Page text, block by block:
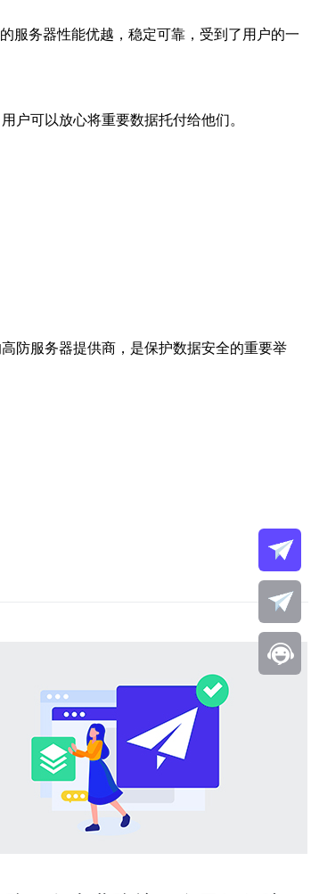
服务器性能优越，稳定可靠，受到了用户的一
户可以放心将重要数据托付给他们。
防服务器提供商，是保护数据安全的重要举